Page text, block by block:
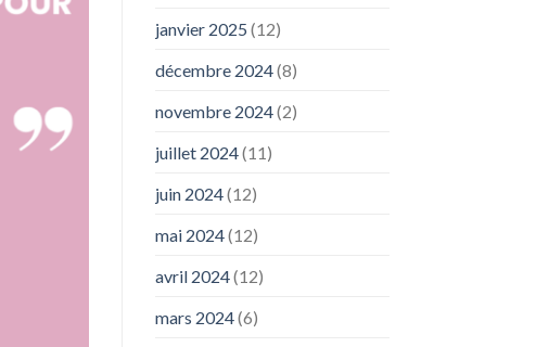
janvier 2025 (12)
décembre 2024(8)
novembre 2024(2)
juillet 2024(11)
juin 2024(12)
mai 2024(12)
avril 2024(12)
mars 2024(6)